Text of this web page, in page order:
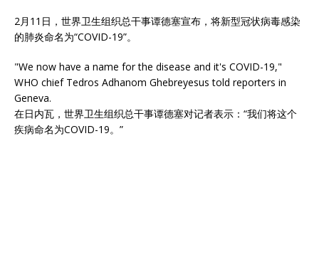
2月11日，世界卫生组织总干事谭德塞宣布，将新型冠状病毒感染
的肺炎命名为“COVID-19”。
"We now have a name for the disease and it's COVID-19,"
WHO chief Tedros Adhanom Ghebreyesus told reporters in
Geneva.
在日内瓦，世界卫生组织总干事谭德塞对记者表示：“我们将这个
疾病命名为COVID-19。”